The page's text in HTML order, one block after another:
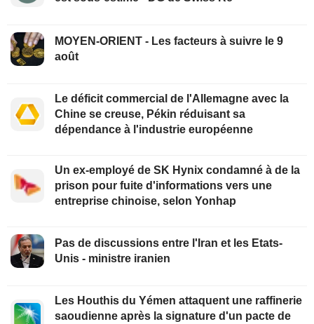
MOYEN-ORIENT - Les facteurs à suivre le 9
août
Le déficit commercial de l'Allemagne avec la
Chine se creuse, Pékin réduisant sa
dépendance à l'industrie européenne
Un ex-employé de SK Hynix condamné à de la
prison pour fuite d'informations vers une
entreprise chinoise, selon Yonhap
Pas de discussions entre l'Iran et les Etats-
Unis - ministre iranien
Les Houthis du Yémen attaquent une raffinerie
saoudienne après la signature d'un pacte de